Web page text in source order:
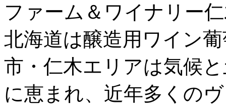
ファーム＆ワイナリー
北海道は醸造用ワイン
市・仁木エリアは気候
に恵まれ、近年多くの